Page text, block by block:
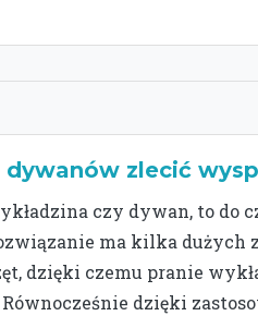
dywanów zlecić
czy dywan, to do
ma kilka dużych
dzięki czemu pranie
dzięki